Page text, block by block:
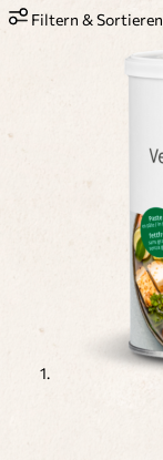
Filtern & Sortieren